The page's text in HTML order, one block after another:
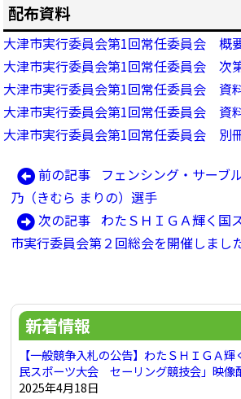
配布資料
大津市実行委員会第1回常任委員会 概
大津市実行委員会第1回常任委員会 次
大津市実行委員会第1回常任委員会 資
大津市実行委員会第1回常任委員会 資
大津市実行委員会第1回常任委員会 別
投
稿
ナ
ー
ン
前の記事
前
の
記
事:
フェンシング・サーブ
乃（きむら まりの）選手
次の記事 次
の
わたＳＨＩＧＡ輝く国
市実行委員会第２回総会を開催しまし
新着情報
【一般競争入札の公告】わたＳＨＩＧＡ
民スポーツ大会 セーリング競技会」映像
2025年4月18日